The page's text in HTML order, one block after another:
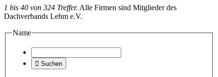
1 bis 40 von 324 Treffer. Alle Firmen sind Mitglieder des
Dachverbands Lehm e.V.
Name
 Suchen